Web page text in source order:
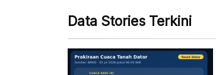
Data Stories Terkini